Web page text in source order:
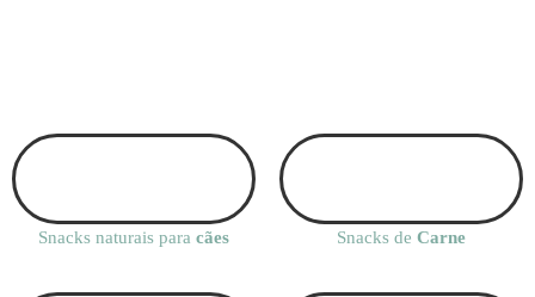
Os melhores Snacks
Snacks Desidratados 100% Artesanais feitos com proteína pura e
vegetais. Ingredientes naturais e nutritivos sem conservantes nem
sabores artificiais! Sem glúten Sem sal Baixo em calorias Produto
Snacks naturais para cães Snacks de Carne